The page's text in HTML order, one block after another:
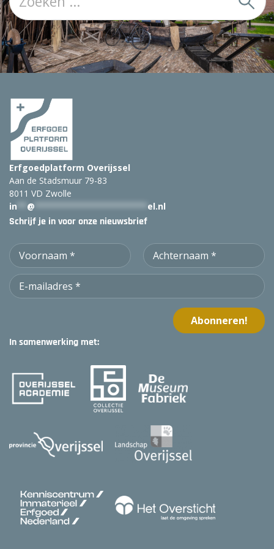
o
e
k
:
Erfgoedplatform Overijssel
Aan de Stadsmuur 79-83
8011 VD Zwolle
in
@ el.nl
Schrijf je in voor onze nieuwsbrief
In samenwerking met: